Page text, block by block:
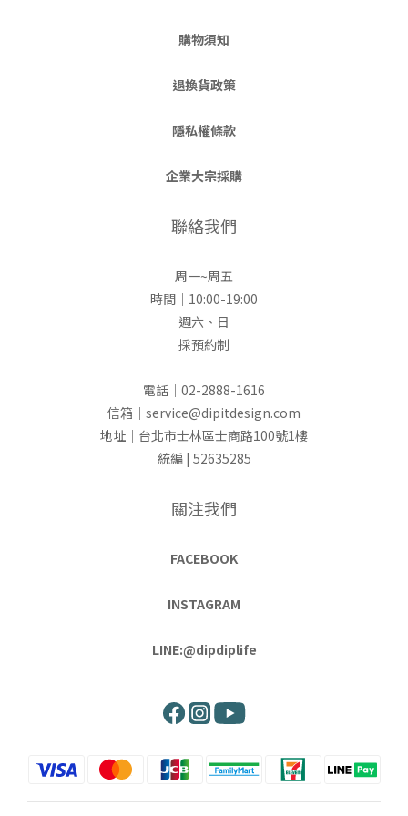
購物須知
退換貨政策
隱私權條款
企業大宗採購
聯絡我們
周一~周五
時間｜10:00-19:00
週六、日
採預約制
電話｜02-2888-1616
信箱｜service@dipitdesign.com
地址｜台北市士林區士商路100號1樓
統編 | 52635285
關注我們
FACEBOOK
INSTAGRAM
LINE:@dipdiplife